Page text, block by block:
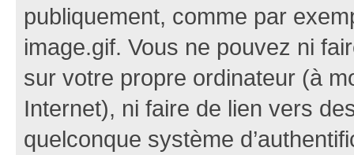
publiquement, comme par
image.gif. Vous ne pouvez ni
sur votre propre ordinateur (à
Internet), ni faire de lien vers
quelconque système